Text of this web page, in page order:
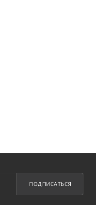
ПОДПИСАТЬСЯ